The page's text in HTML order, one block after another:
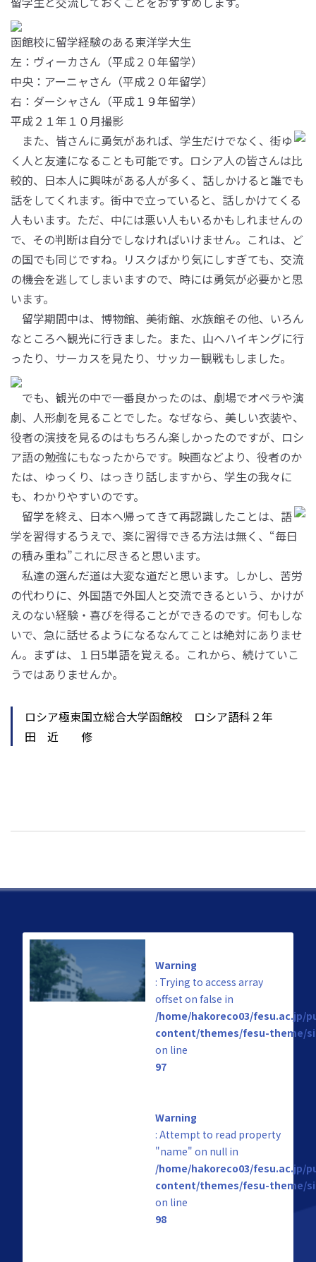
函館校に留学経験のある東洋学大生
左：ヴィーカさん（平成２０年留学）
中央：アーニャさん（平成２０年留学）
右：ダーシャさん（平成１９年留学）
平成２１年１０月撮影
また、皆さんに勇気があれば、学生だけでなく、街ゆ
く人と友達になることも可能です。ロシア人の皆さんは比
較的、日本人に興味がある人が多く、話しかけると誰でも
話をしてくれます。街中で立っていると、話しかけてくる
人もいます。ただ、中には悪い人もいるかもしれませんの
で、その判断は自分でしなければいけません。これは、ど
の国でも同じですね。リスクばかり気にしすぎても、交流
の機会を逃してしまいますので、時には勇気が必要かと思
います。
留学期間中は、博物館、美術館、水族館その他、いろん
なところへ観光に行きました。また、山へハイキングに行
ったり、サーカスを見たり、サッカー観戦もしました。
でも、観光の中で一番良かったのは、劇場でオペラや演
劇、人形劇を見ることでした。なぜなら、美しい衣装や、
役者の演技を見るのはもちろん楽しかったのですが、ロシ
ア語の勉強にもなったからです。映画などより、役者のか
たは、ゆっくり、はっきり話しますから、学生の我々に
も、わかりやすいのです。
留学を終え、日本へ帰ってきて再認識したことは、語
学を習得するうえで、楽に習得できる方法は無く、“毎日
の積み重ね”これに尽きると思います。
私達の選んだ道は大変な道だと思います。しかし、苦労
の代わりに、外国語で外国人と交流できるという、かけが
えのない経験・喜びを得ることができるのです。何もしな
いで、急に話せるようになるなんてことは絶対にありませ
ん。まずは、１日5単語を覚える。これから、続けていこ
うではありませんか。
ロシア極東国立総合大学函館校 ロシア語科２年
田 近 修
Warning
: Trying to access array
offset on false in
/home/hakoreco03/fesu.ac.jp/
content/themes/fesu-theme/
on line
97
Warning
: Attempt to read property
"name" on null in
/home/hakoreco03/fesu.ac.jp/
content/themes/fesu-theme/
on line
98